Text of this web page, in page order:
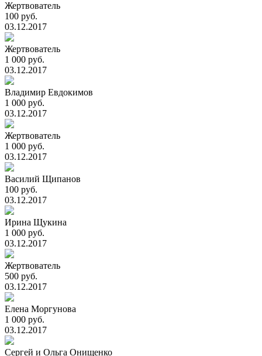
Жертвователь
100 руб.
03.12.2017
Жертвователь
1 000 руб.
03.12.2017
Владимир Евдокимов
1 000 руб.
03.12.2017
Жертвователь
1 000 руб.
03.12.2017
Василий Щипанов
100 руб.
03.12.2017
Ирина Щукина
1 000 руб.
03.12.2017
Жертвователь
500 руб.
03.12.2017
Елена Моргунова
1 000 руб.
03.12.2017
Сергей и Ольга Онищенко